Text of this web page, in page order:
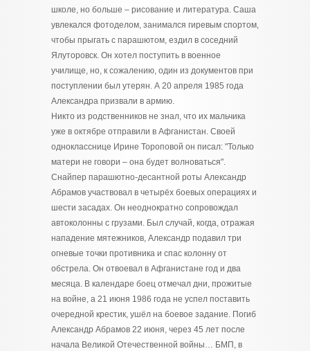
школе, но больше – рисование и литература. Саша
увлекался фотоделом, занимался гиревым спортом,
чтобы прыгать с парашютом, ездил в соседний
Ялуторовск. Он хотел поступить в военное
училище, но, к сожалению, один из документов при
поступлении был утерян. А 20 апреля 1985 года
Александра призвали в армию.
Никто из родственников не знал, что их мальчика
уже в октябре отправили в Афганистан. Своей
однокласснице Ирине Тороповой он писал: "Только
матери не говори – она будет волноваться".
Снайпер парашютно-десантной роты Александр
Абрамов участвовал в четырёх боевых операциях и
шести засадах. Он неоднократно сопровождал
автоколонны с грузами. Был случай, когда, отражая
нападение мятежников, Александр подавил три
огневые точки противника и спас колонну от
обстрела. Он отвоевал в Афганистане год и два
месяца. В календаре боец отмечал дни, прожитые
на войне, а 21 июня 1986 года не успел поставить
очередной крестик, ушёл на боевое задание. Погиб
Александр Абрамов 22 июня, через 45 лет после
начала Великой Отечественной войны… БМП, в